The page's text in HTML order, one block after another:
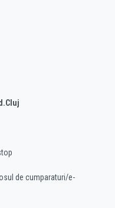
de cumparaturi/e-